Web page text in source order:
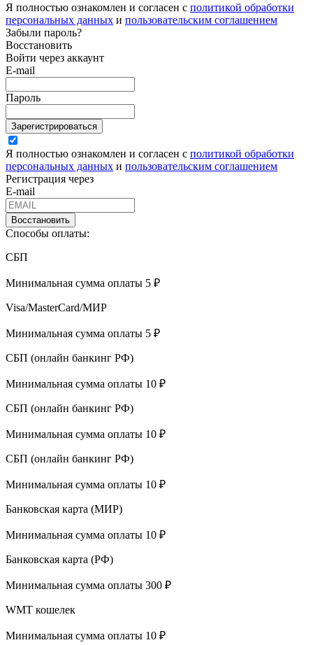
Я полностью ознакомлен и согласен с политикой обработки
персональных данных и пользовательским соглашением
Забыли пароль?
Восстановить
Войти через аккаунт
E-mail
Пароль
Зарегистрироваться
Я полностью ознакомлен и согласен с политикой обработки
персональных данных и пользовательским соглашением
Регистрация через
E-mail
Восстановить
Способы оплаты:
СБП
Минимальная сумма оплаты 5 ₽
Visa/MasterCard/МИР
Минимальная сумма оплаты 5 ₽
СБП (онлайн банкинг РФ)
Минимальная сумма оплаты 10 ₽
СБП (онлайн банкинг РФ)
Минимальная сумма оплаты 10 ₽
СБП (онлайн банкинг РФ)
Минимальная сумма оплаты 10 ₽
Банковская карта (МИР)
Минимальная сумма оплаты 10 ₽
Банковская карта (РФ)
Минимальная сумма оплаты 300 ₽
WMT кошелек
Минимальная сумма оплаты 10 ₽